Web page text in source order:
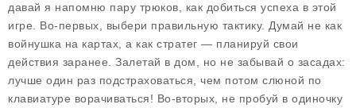
давай я напомню пару трюков, как добиться успеха в этой
игре. Во-первых, выбери правильную тактику. Думай не как
войнушка на картах, а как стратег — планируй свои
действия заранее. Залетай в дом, но не забывай о засадах:
лучше один раз подстраховаться, чем потом слюной по
клавиатуре ворачиваться! Во-вторых, не пробуй в одиночку